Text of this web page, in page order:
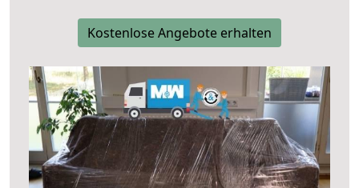
Kostenlose Angebote erhalten